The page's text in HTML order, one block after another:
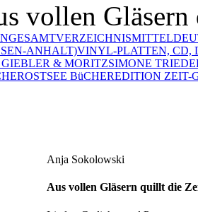
vollen
GESAMTVERZEICHNIS
ANHALT)VINYL-PLATTEN, CD,
& MORITZSIMONE
OSTSEE BüCHEREDITION ZEIT-
Anja Sokolowski
Aus vollen Gläsern quillt die